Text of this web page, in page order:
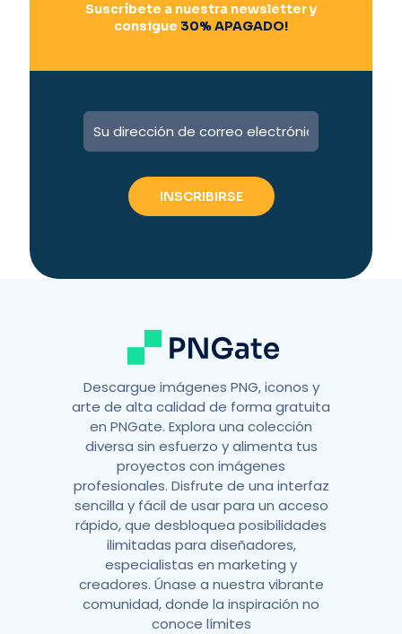
Suscríbete a nuestra newsletter y
consigue 30% APAGADO!
Descargue imágenes PNG, iconos y
arte de alta calidad de forma gratuita
en PNGate. Explora una colección
diversa sin esfuerzo y alimenta tus
proyectos con imágenes
profesionales. Disfrute de una interfaz
sencilla y fácil de usar para un acceso
rápido, que desbloquea posibilidades
ilimitadas para diseñadores,
especialistas en marketing y
creadores. Únase a nuestra vibrante
comunidad, donde la inspiración no
conoce límites